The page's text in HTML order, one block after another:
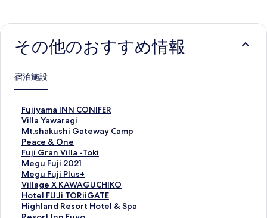
その他のおすすめ情報
宿泊施設
Fujiyama INN CONIFER
F
u
j
i
y
a
m
a
I
N
Villa Yawaragi
V
i
l
l
a
Y
a
w
a
Mt.shakushi Gateway Camp
M
t
.
s
h
a
k
u
Peace & One
P
e
a
c
e
&
O
Fuji Gran Villa -Toki
F
u
j
i
G
r
Megu Fuji 2021
M
e
g
u
F
Megu Fuji Plus+
M
e
g
u
Village X KAWAGUCHIKO
V
i
l
Hotel FUJi TORiiGATE
H
o
Highland Resort Hotel & Spa
H